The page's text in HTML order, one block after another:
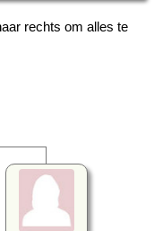
rechts om alles te